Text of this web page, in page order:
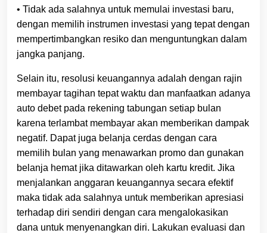
• Tidak ada salahnya untuk memulai investasi baru,
dengan memilih instrumen investasi yang tepat dengan
mempertimbangkan resiko dan menguntungkan dalam
jangka panjang.
Selain itu, resolusi keuangannya adalah dengan rajin
membayar tagihan tepat waktu dan manfaatkan adanya
auto debet pada rekening tabungan setiap bulan
karena terlambat membayar akan memberikan dampak
negatif. Dapat juga belanja cerdas dengan cara
memilih bulan yang menawarkan promo dan gunakan
belanja hemat jika ditawarkan oleh kartu kredit. Jika
menjalankan anggaran keuangannya secara efektif
maka tidak ada salahnya untuk memberikan apresiasi
terhadap diri sendiri dengan cara mengalokasikan
dana untuk menyenangkan diri. Lakukan evaluasi dan